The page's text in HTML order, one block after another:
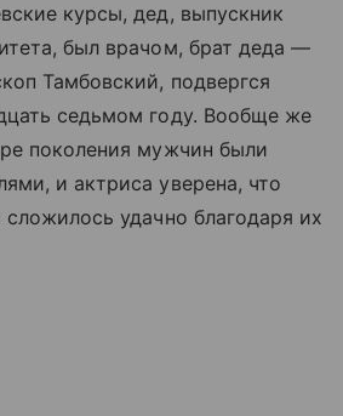
курсы, дед, выпускник
был врачом, брат деда —
Тамбовский, подвергся
седьмом году. Вообще же
поколения мужчин были
и актриса уверена, что
удачно благодаря их